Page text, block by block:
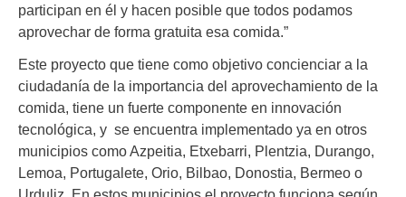
participan en él y hacen posible que todos podamos
aprovechar de forma gratuita esa comida.”
Este proyecto que tiene como objetivo concienciar a la
ciudadanía de la importancia del aprovechamiento de la
comida, tiene un fuerte componente en innovación
tecnológica, y se encuentra implementado ya en otros
municipios como Azpeitia, Etxebarri, Plentzia, Durango,
Lemoa, Portugalete, Orio, Bilbao, Donostia, Bermeo o